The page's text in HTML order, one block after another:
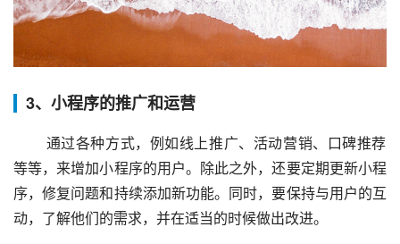
3、小程序的推广和运营
等等，来增加小程序的用户。除此之外，还要定期更新小程
序，修复问题和持续添加新功能。同时，要保持与用户的互
动，了解他们的需求，并在适当的时候做出改进。